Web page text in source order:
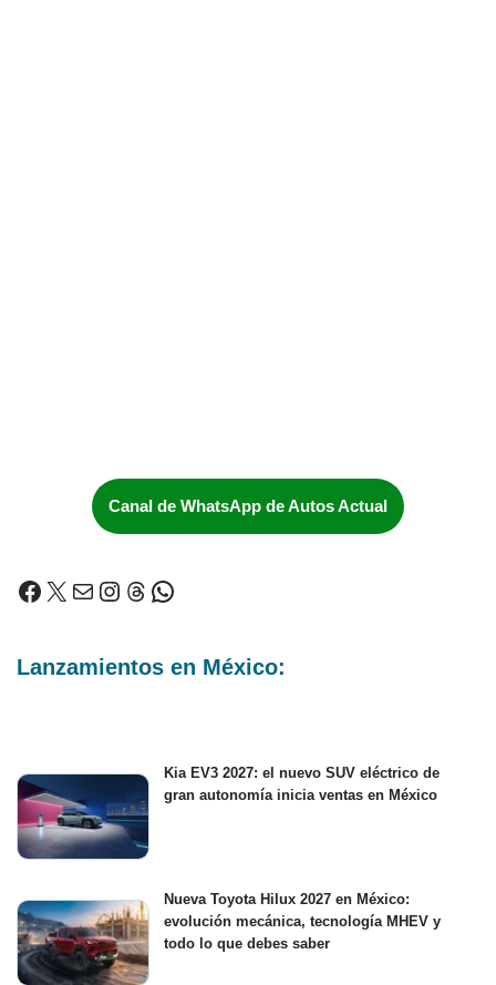
Canal de WhatsApp de Autos Actual
Lanzamientos en México:
Kia EV3 2027: el nuevo SUV eléctrico de
gran autonomía inicia ventas en México
Nueva Toyota Hilux 2027 en México:
evolución mecánica, tecnología MHEV y
todo lo que debes saber